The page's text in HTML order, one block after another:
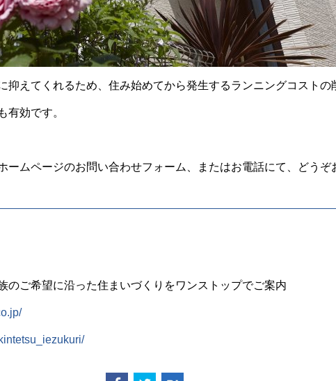
抑えてくれるため、住み始めてから発生するランニングコストの
有効です。
ームページのお問い合わせフォーム、またはお電話にて、どう
のご希望に沿った住まいづくりをワンストップでご案内